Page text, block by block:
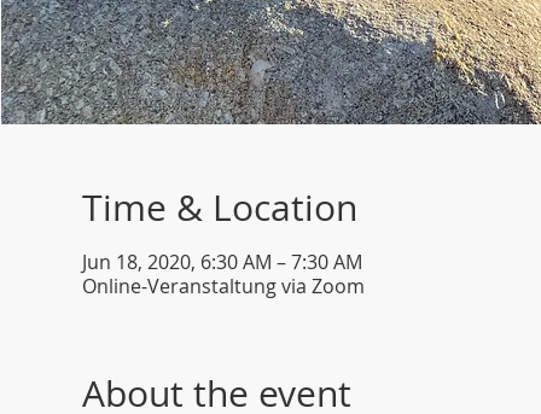
Time & Location
Jun 18, 2020, 6:30 AM – 7:30 AM
Online-Veranstaltung via Zoom
About the event